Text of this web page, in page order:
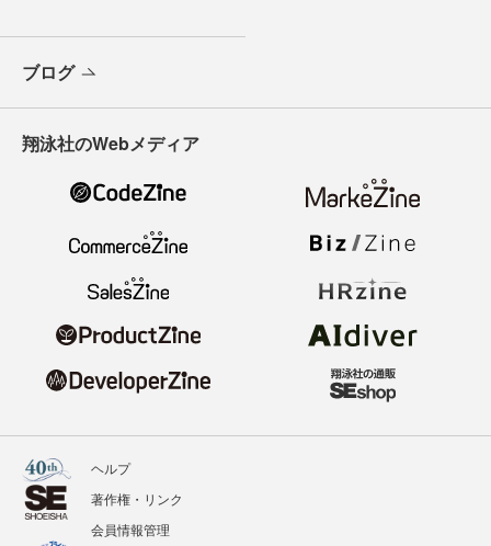
ブログ
翔泳社のWebメディア
ヘルプ
著作権・リンク
会員情報管理